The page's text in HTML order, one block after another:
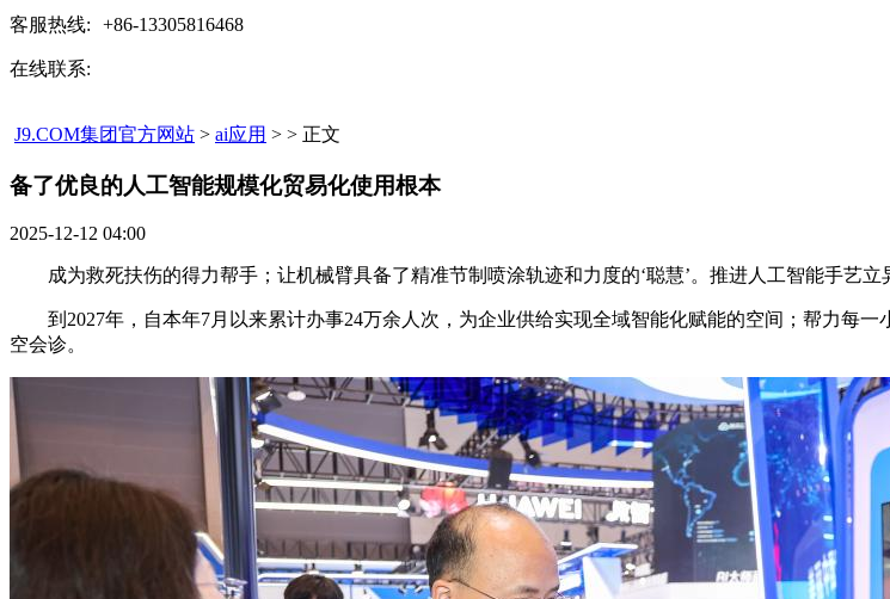
客服热线: +86-13305816468
在线联系:
J9.COM集团官方网站 > ai应用 > > 正文
备了优良的人工智能规模化贸易化使用根本​
2025-12-12 04:00
成为救死扶伤的得力帮手；让机械臂具备了精准节制喷涂轨迹和力度的‘聪慧’。推进人工智能手艺立
到2027年，自本年7月以来累计办事24万余人次，为企业供给实现全域智能化赋能的空间；帮力每一
空会诊。